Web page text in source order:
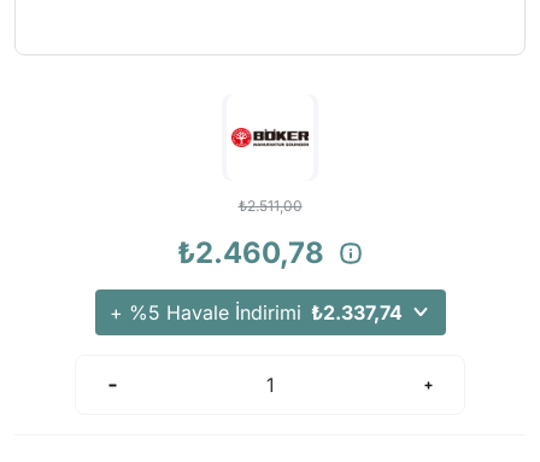
₺2.511,00
₺2.460,78
+ %5 Havale İndirimi ₺2.337,74